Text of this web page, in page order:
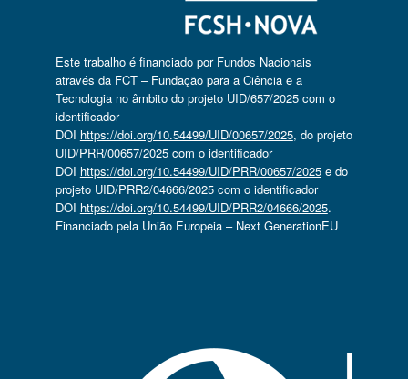
Este trabalho é financiado por Fundos Nacionais
através da FCT – Fundação para a Ciência e a
Tecnologia no âmbito do projeto UID/657/2025 com o
identificador
DOI https://doi.org/10.54499/UID/00657/2025, do projeto
UID/PRR/00657/2025 com o identificador
DOI https://doi.org/10.54499/UID/PRR/00657/2025e do
projeto UID/PRR2/04666/2025 com o identificador
DOI https://doi.org/10.54499/UID/PRR2/04666/2025.
Financiado pela União Europeia – Next GenerationEU